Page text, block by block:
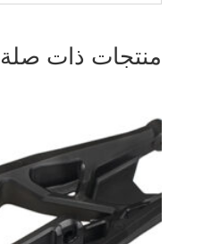
منتجات ذات صلة